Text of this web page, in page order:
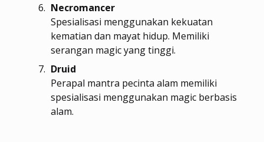
Necromancer
Spesialisasi menggunakan kekuatan
kematian dan mayat hidup. Memiliki
serangan magic yang tinggi.
Druid
Perapal mantra pecinta alam memiliki
spesialisasi menggunakan magic berbasis
alam.